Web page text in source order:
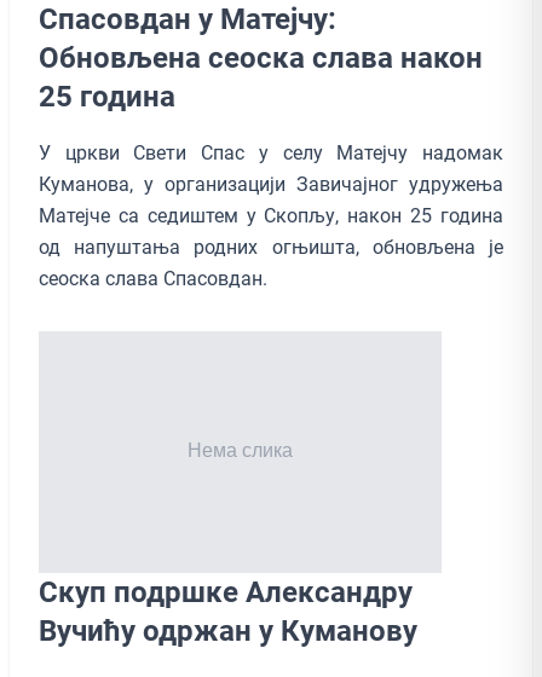
Спасовдан у Матејчу:
Обновљена сеоска слава након
25 година
У цркви Свети Спас у селу Матејчу надомак
Куманова, у организацији Завичајног удружења
Матејче са седиштем у Скопљу, након 25 година
од напуштања родних огњишта, обновљена је
сеоска слава Спасовдан.
Скуп подршке Александру
Вучићу одржан у Куманову